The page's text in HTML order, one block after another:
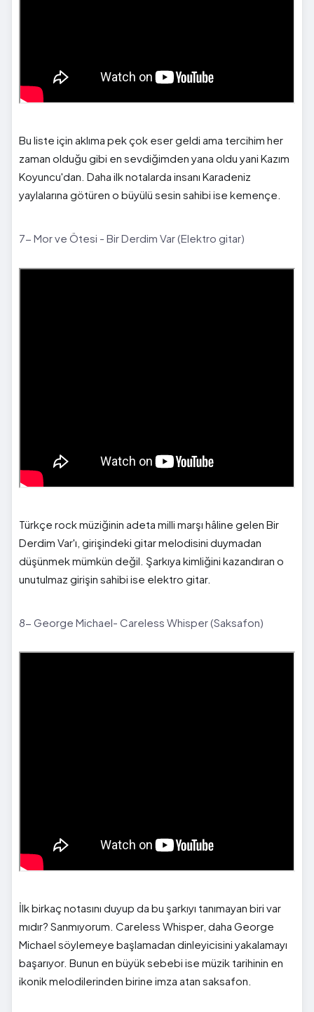
Bu liste için aklıma pek çok eser geldi ama tercihim her
zaman olduğu gibi en sevdiğimden yana oldu yani Kazım
Koyuncu'dan. Daha ilk notalarda insanı Karadeniz
yaylalarına götüren o büyülü sesin sahibi ise kemençe.
7- Mor ve Ötesi - Bir Derdim Var (Elektro gitar)
Türkçe rock müziğinin adeta milli marşı hâline gelen Bir
Derdim Var'ı, girişindeki gitar melodisini duymadan
düşünmek mümkün değil. Şarkıya kimliğini kazandıran o
unutulmaz girişin sahibi ise elektro gitar.
8- George Michael- Careless Whisper (Saksafon)
İlk birkaç notasını duyup da bu şarkıyı tanımayan biri var
mıdır? Sanmıyorum. Careless Whisper, daha George
Michael söylemeye başlamadan dinleyicisini yakalamayı
başarıyor. Bunun en büyük sebebi ise müzik tarihinin en
ikonik melodilerinden birine imza atan saksafon.